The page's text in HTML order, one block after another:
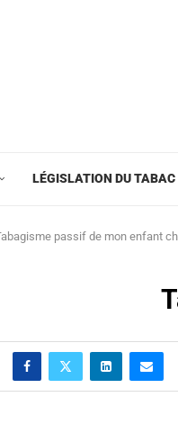
LÉGISLATION DU TABAC
passif de mon enfant